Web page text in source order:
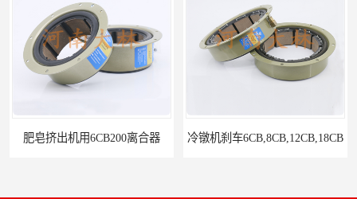
冷镦机刹车6CB,8CB,12CB,18CB Airflex同等6CB200离合器